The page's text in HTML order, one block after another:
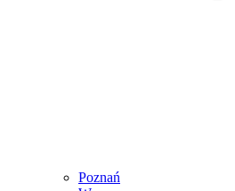
Poznań